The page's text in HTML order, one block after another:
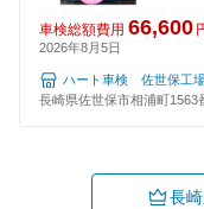
車検総額費用 66,600
2026年8月5日
ハート車検 佐世保工
長崎県佐世保市相浦町1563
長